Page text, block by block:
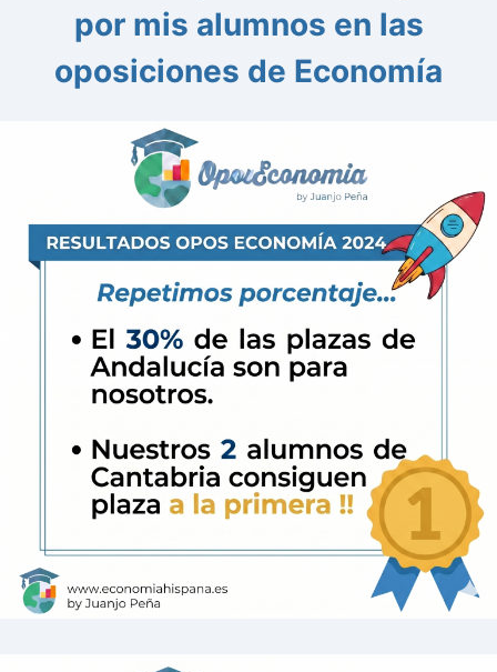
por mis alumnos en las
oposiciones de Economía